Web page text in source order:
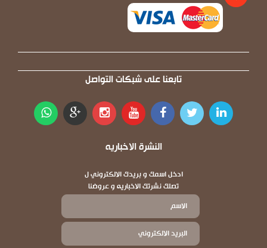
تابعنا على شبكات التواصل
النشرة الاخباريه
ادخل اسمك و بريدك الالكتروني ل
تصلك نشرتك الاخباريه و عروضنا